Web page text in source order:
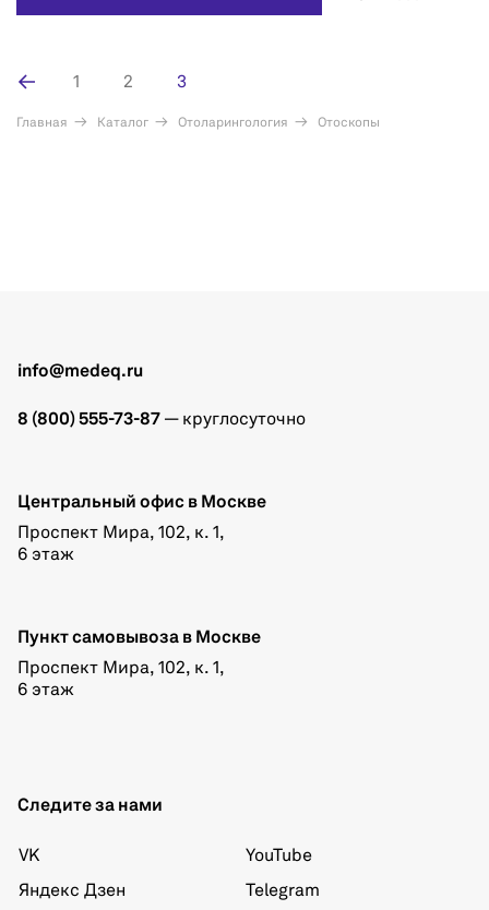
1 2 3
Главная Каталог Отоларингология Отоскопы
info@medeq.ru
8 (800) 555-73-87 — круглосуточно
Центральный офис в Москве
Проспект Мира, 102, к. 1,
6 этаж
Пункт самовывоза в Москве
Проспект Мира, 102, к. 1,
6 этаж
Следите за нами
VK
Яндекс Дзен
YouTube
Telegram